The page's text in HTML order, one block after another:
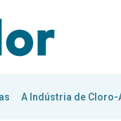
A Indústria de Cloro-